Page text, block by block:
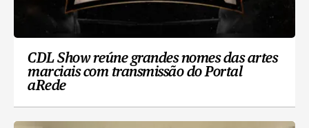
CDL Show reúne grandes nomes das artes
marciais com transmissão do Portal
aRede